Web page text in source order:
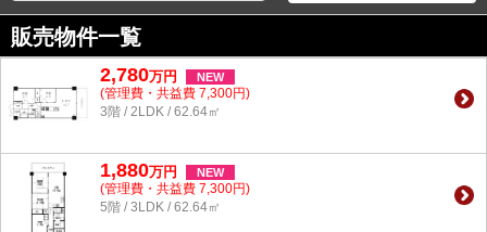
販売物件一覧
2,780万円 NEW
(管理費・共益費 7,300円)
3階 / 2LDK / 62.64㎡
1,880万円 NEW
(管理費・共益費 7,300円)
5階 / 3LDK / 62.64㎡